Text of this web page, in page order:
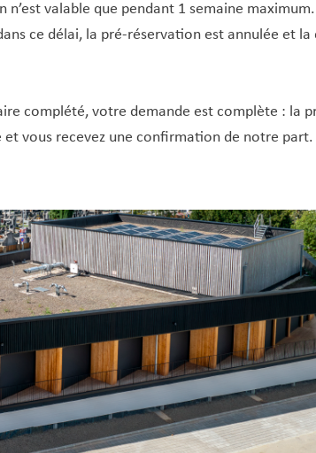
valable que pendant 1 semaine maximum.
ce délai, la pré-réservation est annulée et la
complété, votre demande est complète : la
vous recevez une confirmation de notre part.